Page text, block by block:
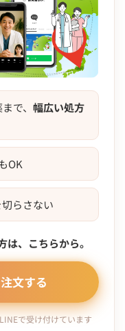
で、 幅広い処方
OK
らさない
、こちらから。
文する
で受け付けています